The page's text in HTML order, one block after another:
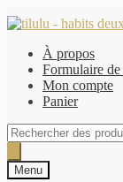
Aller
navigation
Aller
contenuÀ propos
Formulaire
Mon compte
Panier
Recherche
de
produits
Menu